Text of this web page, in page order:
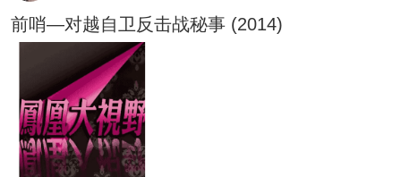
前哨—对越自卫反击战秘事 (2014)